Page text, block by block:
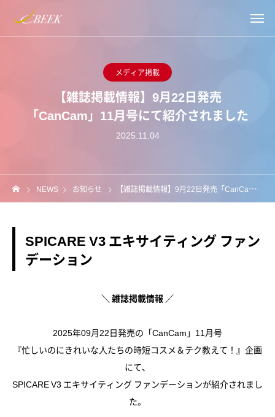
メディア掲載
【雑誌掲載情報】9月22日発売
「CanCam」11月号にて紹介されました
2025.11.04
NEWS お知らせ 【雑誌掲載情報】9月22日発売「CanCam」11月号にて紹介されました
SPICARE V3 エキサイティング ファン
デーション
＼ 雑誌掲載情報 ／
2025年09月22日発売の「CanCam」11月号
『忙しいのにきれいな人たちの時短コスメ＆テク教えて！』企画
にて、
SPICARE V3 エキサイティング ファンデーションが紹介されまし
た。